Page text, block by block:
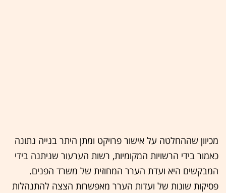
מכיוון שההחלטה על אישור פרויקט ומתן היתר בנייה נתונה
כאמור בידי הרשויות המקומיות, רשות הערעור שניתנה בידי
המבקשים היא ועדת הערר המחוזית של משרד הפנים.
פסיקות שונות של ועדות הערר מאפשרות הצצה להתנהלות